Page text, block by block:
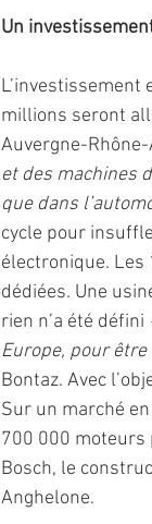
Un
L’investissement
millions seront
Auvergne-
et des machines
que dans
cycle pour
électronique. Les
dédiées. Une
rien n’a été défini
Europe, pour
Bontaz. Avec
Sur un marché
700 000 moteurs
Bosch, le
Anghelone.